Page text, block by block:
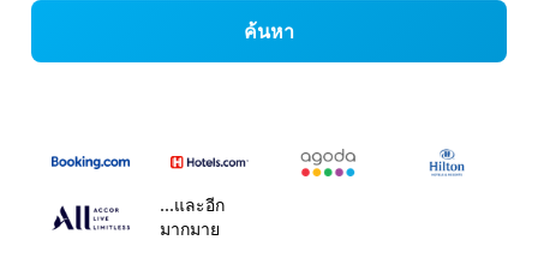
ค้นหา
...และอีก
มากมาย